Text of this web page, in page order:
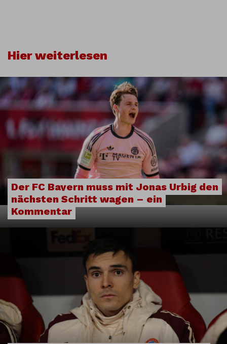
Hier weiterlesen
Der FC Bayern muss mit Jonas Urbig den
nächsten Schritt wagen – ein
Kommentar